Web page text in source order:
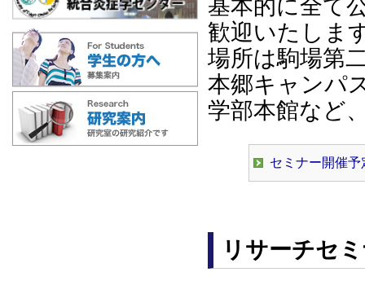
基本的に全て
歓迎いたしま
場所は駒場第
本郷キャンパ
学部本館など
セミナー開催予
リサーチセ